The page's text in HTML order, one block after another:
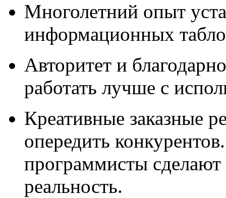
Многолетний опыт
информационных
Авторитет и
работать лучше с
Креативные заказные
опередить
программисты сделают
реальность.